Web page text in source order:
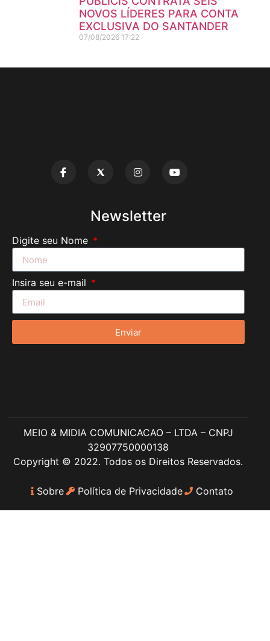
NOVOS LÍDERES PARA CONTA
EXCLUSIVA DO SANTANDER
07/08/2026 17:22
Newsletter
Digite seu Nome
Insira seu e-mail
Enviar
MEIO & MIDIA COMUNICACAO – LTDA – CNPJ
32907750000138
Copyright © 2022. Todos os Direitos Reservados.
Sobre Política de Privacidade Contato